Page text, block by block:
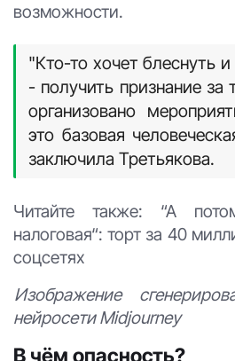
возможности.
"Кто-то хочет блеснуть
- получить признание за
организовано
это базовая
заключила Третьякова.
Читайте также: “А
налоговая“: торт за 40
соцсетях